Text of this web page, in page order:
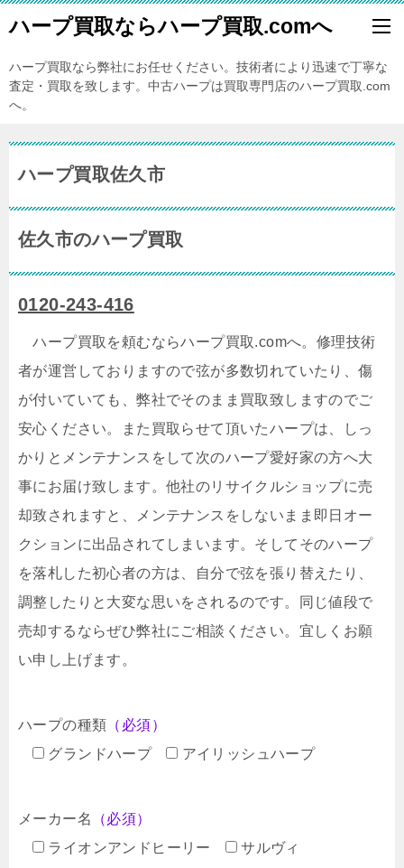
ハープ買取ならハープ買取.comへ
ハープ買取なら弊社にお任せください。技術者により迅速で丁寧な
査定・買取を致します。中古ハープは買取専門店のハープ買取.com
へ。
ハープ買取佐久市
佐久市のハープ買取
0120-243-416
ハープ買取を頼むならハープ買取.comへ。修理技術
者が運営しておりますので弦が多数切れていたり、傷
が付いていても、弊社でそのまま買取致しますのでご
安心ください。また買取らせて頂いたハープは、しっ
かりとメンテナンスをして次のハープ愛好家の方へ大
事にお届け致します。他社のリサイクルショップに売
却致されますと、メンテナンスをしないまま即日オー
クションに出品されてしまいます。そしてそのハープ
を落札した初心者の方は、自分で弦を張り替えたり、
調整したりと大変な思いをされるのです。同じ値段で
売却するならぜひ弊社にご相談ください。宜しくお願
い申し上げます。
ハープの種類 （必須）
グランドハープ
アイリッシュハープ
メーカー名
（必須）
ライオンアンドヒーリー
サルヴィ